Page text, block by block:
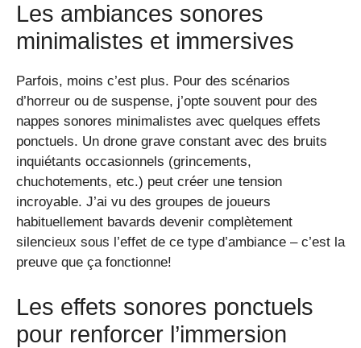
Les ambiances sonores
minimalistes et immersives
Parfois, moins c’est plus. Pour des scénarios
d’horreur ou de suspense, j’opte souvent pour des
nappes sonores minimalistes avec quelques effets
ponctuels. Un drone grave constant avec des bruits
inquiétants occasionnels (grincements,
chuchotements, etc.) peut créer une tension
incroyable. J’ai vu des groupes de joueurs
habituellement bavards devenir complètement
silencieux sous l’effet de ce type d’ambiance – c’est la
preuve que ça fonctionne!
Les effets sonores ponctuels
pour renforcer l’immersion